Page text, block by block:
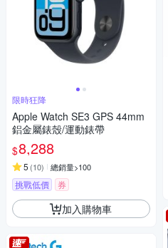
限時狂降
Apple Watch SE3 GPS 44mm
鋁金屬錶殼/運動錶帶
$8,288
5 (10) 總銷量>100
挑戰低價 券
加入購物車